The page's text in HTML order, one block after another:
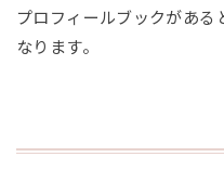
プロフィールブックがある
なります。